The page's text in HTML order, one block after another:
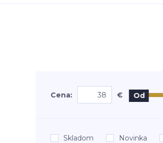
Cena: € Od
Skladom Novinka